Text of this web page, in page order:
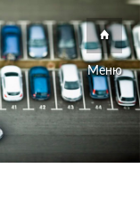
Меню